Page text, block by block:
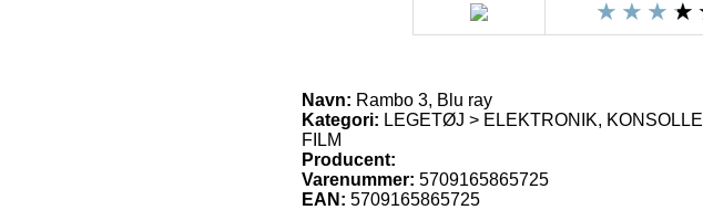
Navn: Rambo 3, Blu ray
Kategori: LEGETØJ > ELEKTRONIK,
FILM
Producent:
Varenummer: 5709165865725
EAN: 5709165865725